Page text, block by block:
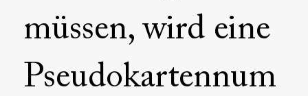
müssen, wird eine
Pseudokartennum